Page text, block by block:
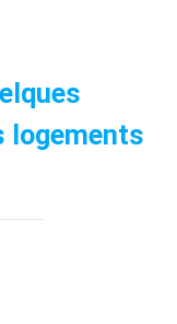
logements